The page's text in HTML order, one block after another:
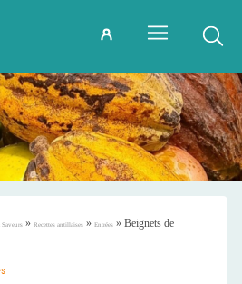
» Recettes antillaises » Entrées » Beignets de